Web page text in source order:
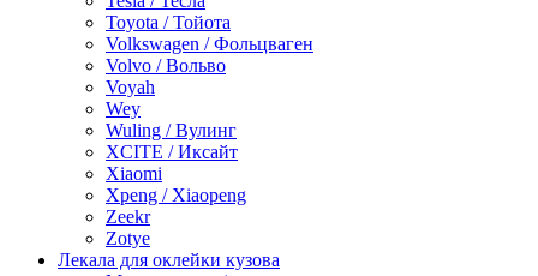
Toyota / Тойота
Volkswagen / Фольцваген
Volvo / Вольво
Voyah
Wey
Wuling / Вулинг
XCITE / Иксайт
Xiaomi
Xpeng / Xiaopeng
Zeekr
Zotye
Лекала для оклейки кузова